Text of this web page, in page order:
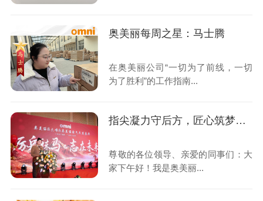
奥美丽每周之星：马士腾
在奥美丽公司“一切为了前线，一切
为了胜利”的工作指南...
指尖凝力守后方，匠心筑梦赴荣光 ——我们的一线坚守与“胜利”答卷
尊敬的各位领导、亲爱的同事们：大
家下午好！我是奥美丽...